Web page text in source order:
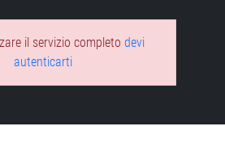
il servizio completo devi
autenticarti